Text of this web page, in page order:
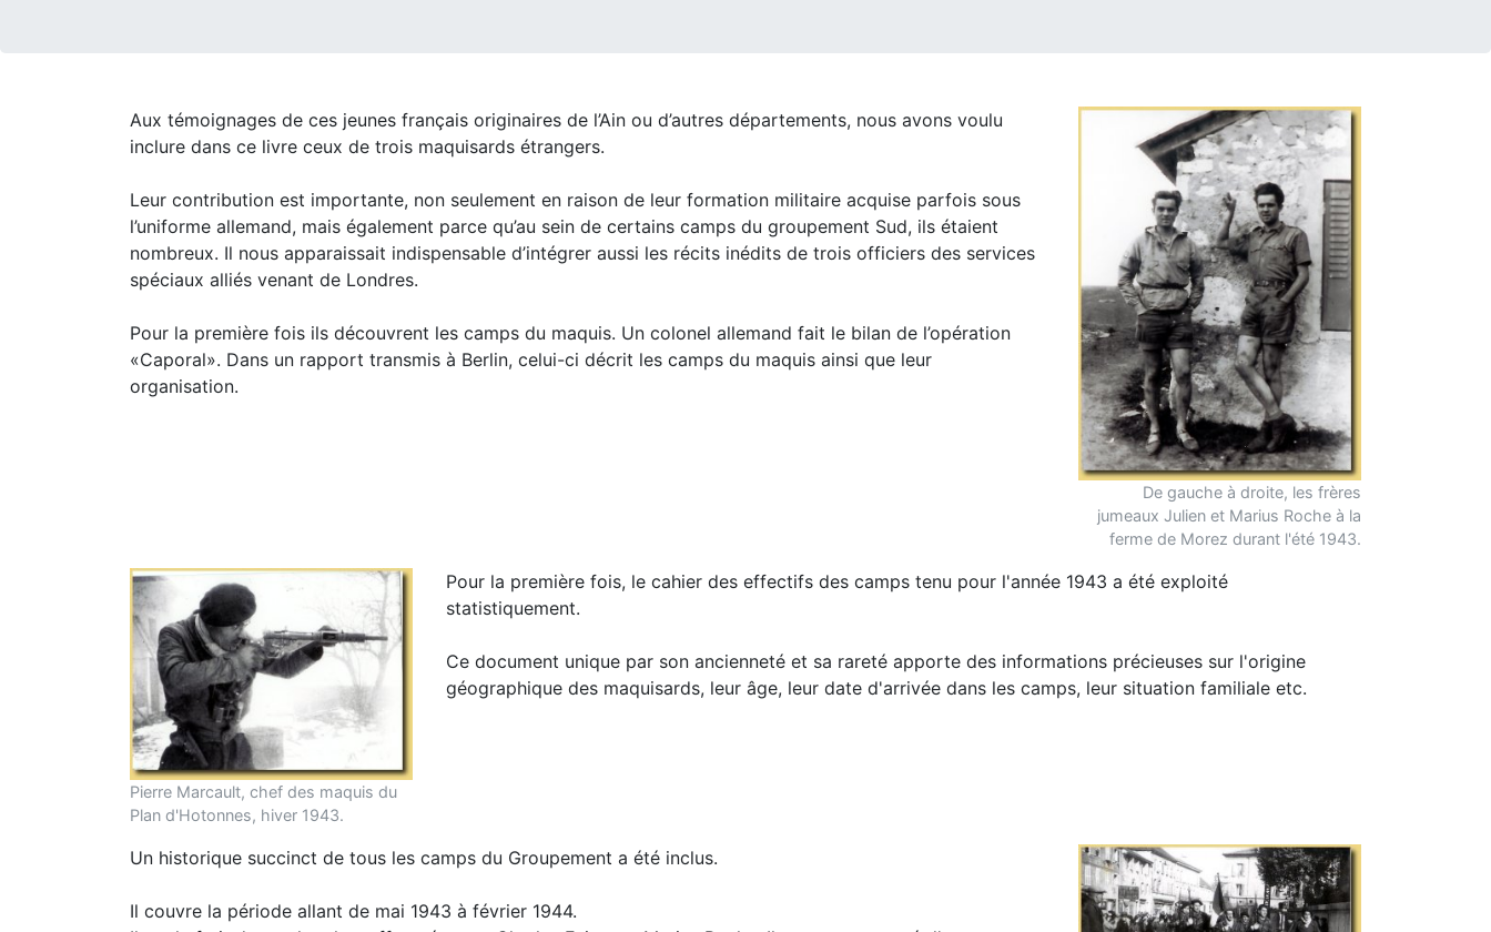
Aux témoignages de ces jeunes français originaires de l’Ain ou d’autres départements, nous avons voulu
inclure dans ce livre ceux de trois maquisards étrangers.
Leur contribution est importante, non seulement en raison de leur formation militaire acquise parfois sous
l’uniforme allemand, mais également parce qu’au sein de certains camps du groupement Sud, ils étaient
nombreux. Il nous apparaissait indispensable d’intégrer aussi les récits inédits de trois officiers des services
spéciaux alliés venant de Londres.
Pour la première fois ils découvrent les camps du maquis. Un colonel allemand fait le bilan de l’opération
«Caporal». Dans un rapport transmis à Berlin, celui-ci décrit les camps du maquis ainsi que leur
organisation.
De gauche à droite, les frères
jumeaux Julien et Marius Roche à la
ferme de Morez durant l'été 1943.
Pierre Marcault, chef des maquis du
Plan d'Hotonnes, hiver 1943.
Pour la première fois, le cahier des effectifs des camps tenu pour l'année 1943 a été exploité
statistiquement.
Ce document unique par son ancienneté et sa rareté apporte des informations précieuses sur l'origine
géographique des maquisards, leur âge, leur date d'arrivée dans les camps, leur situation familiale etc.
Un historique succinct de tous les camps du Groupement a été inclus.
Il couvre la période allant de mai 1943 à février 1944.